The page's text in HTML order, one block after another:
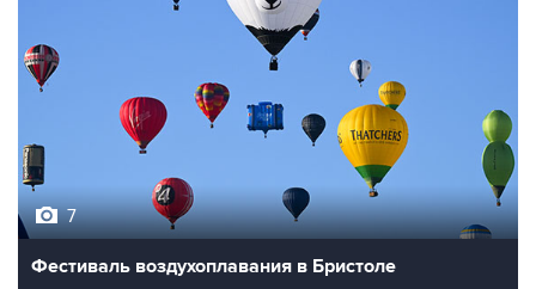
7
Фестиваль воздухоплавания в Бристоле